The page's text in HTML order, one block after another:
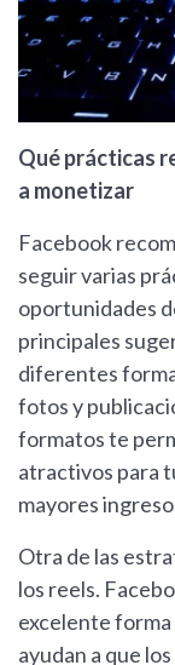
Qué prácticas
a monetizar
Facebook
seguir varias
oportunidades
principales
diferentes
fotos y
formatos te
atractivos para
mayores
Otra de las
los reels.
excelente
ayudan a que